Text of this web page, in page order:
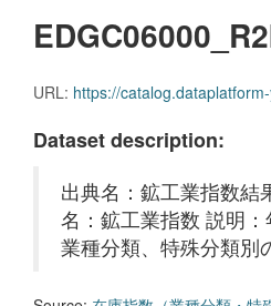
URL: https://catalog.dataplatform-yamanashi.jp/dataset/aa766200-9af6-4012-b2af-
Dataset description:
出典名：鉱工業指数結
名：鉱工業指数 説明
業種分類、特殊分類別